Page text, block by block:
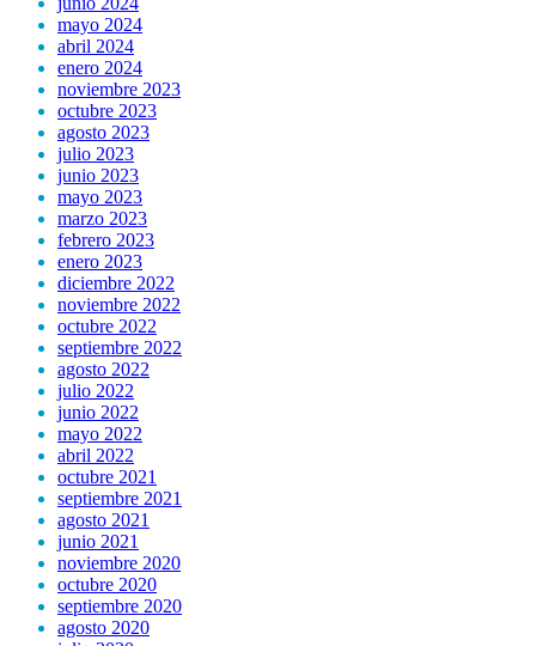
mayo 2024
abril 2024
enero 2024
noviembre 2023
octubre 2023
agosto 2023
julio 2023
junio 2023
mayo 2023
marzo 2023
febrero 2023
enero 2023
diciembre 2022
noviembre 2022
octubre 2022
septiembre 2022
agosto 2022
julio 2022
junio 2022
mayo 2022
abril 2022
octubre 2021
septiembre 2021
agosto 2021
junio 2021
noviembre 2020
octubre 2020
septiembre 2020
agosto 2020